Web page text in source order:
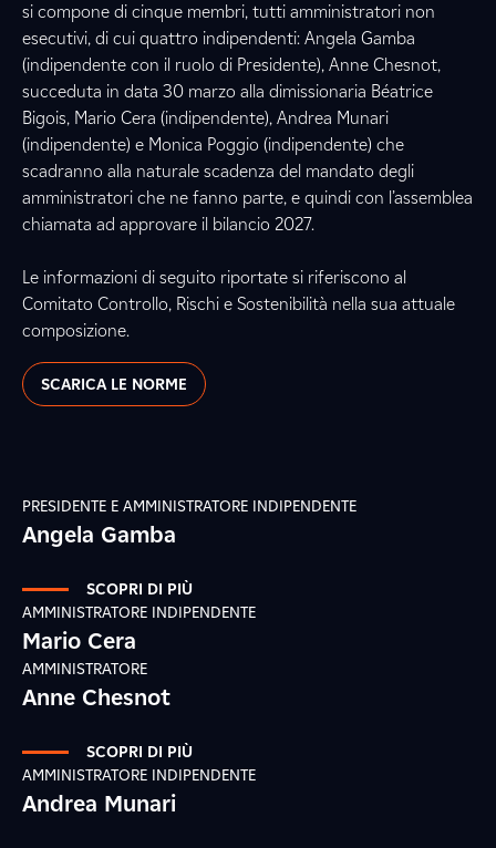
si compone di cinque membri, tutti amministratori non
esecutivi, di cui quattro indipendenti: Angela Gamba
(indipendente con il ruolo di Presidente), Anne Chesnot,
succeduta in data 30 marzo alla dimissionaria Béatrice
Bigois, Mario Cera (indipendente), Andrea Munari
(indipendente) e Monica Poggio (indipendente) che
scadranno alla naturale scadenza del mandato degli
amministratori che ne fanno parte, e quindi con l’assemblea
chiamata ad approvare il bilancio 2027.
Le informazioni di seguito riportate si riferiscono al
Comitato Controllo, Rischi e Sostenibilità nella sua attuale
composizione.
SCARICA LE NORME
PRESIDENTE E AMMINISTRATORE INDIPENDENTE
Angela Gamba
SCOPRI DI PIÙ
AMMINISTRATORE INDIPENDENTE
Mario Cera
AMMINISTRATORE
Anne Chesnot
SCOPRI DI PIÙ
AMMINISTRATORE INDIPENDENTE
Andrea Munari